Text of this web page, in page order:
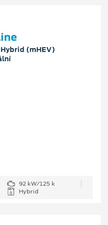
(mHEV)
92 kW/125 k
Hybrid